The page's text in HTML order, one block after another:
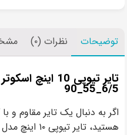
توضیحات نظرات (۰)
6/5_55_90
اگر به دنبال یک تایر مقاوم و
هستید، تایر تیوپی ۱۰ اینچ مدل